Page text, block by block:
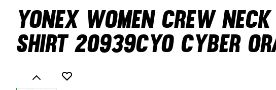
Yonex Women Crew
shirt 20939CYO Cyber